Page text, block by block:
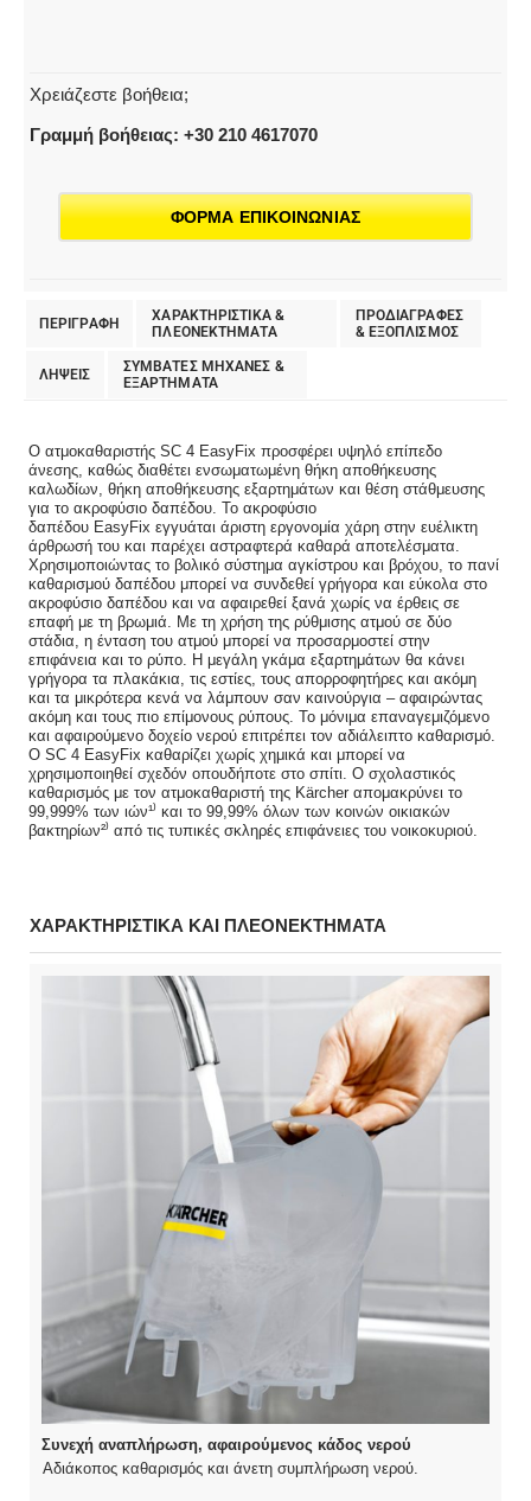
Χρειάζεστε βοήθεια;
Γραμμή βοήθειας: +30 210 4617070
ΦΟΡΜΑ ΕΠΙΚΟΙΝΩΝΙΑΣ
ΠΕΡΙΓΡΑΦΗ
ΧΑΡΑΚΤΗΡΙΣΤΙΚΑ &
ΠΛΕΟΝΕΚΤΗΜΑΤΑ
ΠΡΟΔΙΑΓΡΑΦΕΣ
& EΞΟΠΛΙΣΜΟΣ
ΛΗΨΕΙΣ
ΣΥΜΒΑΤΕΣ ΜΗΧΑΝΕΣ &
ΕΞΑΡΤΗΜΑΤΑ
Ο ατμοκαθαριστής SC 4 EasyFix προσφέρει υψηλό επίπεδο
άνεσης, καθώς διαθέτει ενσωματωμένη θήκη αποθήκευσης
καλωδίων, θήκη αποθήκευσης εξαρτημάτων και θέση στάθμευσης
για το ακροφύσιο δαπέδου. Το ακροφύσιο
δαπέδου EasyFix εγγυάται άριστη εργονομία χάρη στην ευέλικτη
άρθρωσή του και παρέχει αστραφτερά καθαρά αποτελέσματα.
Χρησιμοποιώντας το βολικό σύστημα αγκίστρου και βρόχου, το πανί
καθαρισμού δαπέδου μπορεί να συνδεθεί γρήγορα και εύκολα στο
ακροφύσιο δαπέδου και να αφαιρεθεί ξανά χωρίς να έρθεις σε
επαφή με τη βρωμιά. Με τη χρήση της ρύθμισης ατμού σε δύο
στάδια, η ένταση του ατμού μπορεί να προσαρμοστεί στην
επιφάνεια και το ρύπο. Η μεγάλη γκάμα εξαρτημάτων θα κάνει
γρήγορα τα πλακάκια, τις εστίες, τους απορροφητήρες και ακόμη
και τα μικρότερα κενά να λάμπουν σαν καινούργια – αφαιρώντας
ακόμη και τους πιο επίμονους ρύπους. Το μόνιμα επαναγεμιζόμενο
και αφαιρούμενο δοχείο νερού επιτρέπει τον αδιάλειπτο καθαρισμό.
Ο SC 4 EasyFix καθαρίζει χωρίς χημικά και μπορεί να
χρησιμοποιηθεί σχεδόν οπουδήποτε στο σπίτι. Ο σχολαστικός
καθαρισμός με τον ατμοκαθαριστή της Kärcher απομακρύνει το
99,999% των ιών¹⁾ και το 99,99% όλων των κοινών οικιακών
βακτηρίων²⁾ από τις τυπικές σκληρές επιφάνειες του νοικοκυριού.
ΧΑΡΑΚΤΗΡΙΣΤΙΚΑ ΚΑΙ ΠΛΕΟΝΕΚΤΗΜΑΤΑ
Συνεχή αναπλήρωση, αφαιρούμενος κάδος νερού
Αδιάκοπος καθαρισμός και άνετη συμπλήρωση νερού.